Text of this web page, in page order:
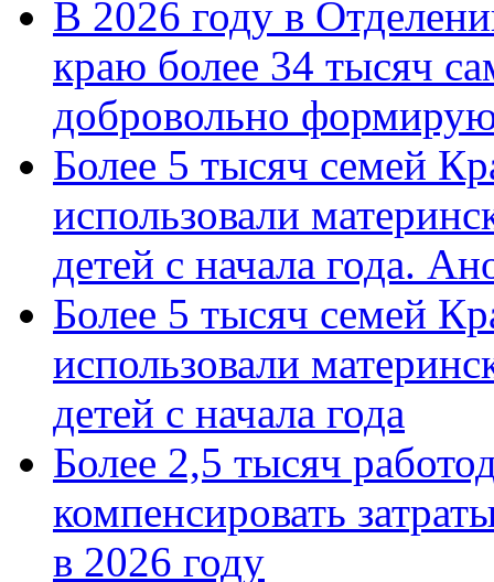
В 2026 году в
краю более 34 тысяч
добровольно
Более 5 тысяч семей
использовали
детей с начала года.
Более 5 тысяч семей
использовали
детей с начала года
Более 2,5 тысяч
компенсировать
в 2026 году